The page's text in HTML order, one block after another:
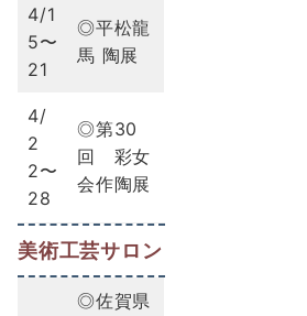
4/1
5〜
21
◎平松龍
馬 陶展
4/
2
2〜
28
◎第30
回 彩女
会作陶展
美術工芸サロン
◎佐賀県